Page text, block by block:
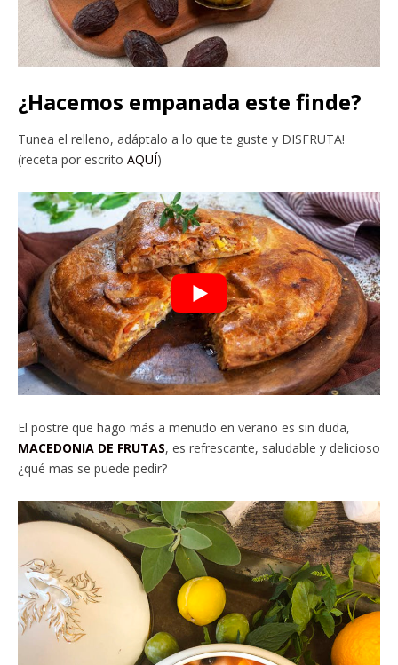
¿Hacemos empanada este finde?
Tunea el relleno, adáptalo a lo que te guste y DISFRUTA!
(receta por escrito AQUÍ)
El postre que hago más a menudo en verano es sin duda,
MACEDONIA DE FRUTAS, es refrescante, saludable y delicioso
¿qué mas se puede pedir?